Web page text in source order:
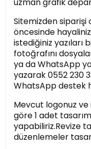
Sitemizden
öncesinde
istediğiniz yazıları
fotoğrafını
ya da WhatsApp
yazarak 0552 230
WhatsApp destek
Mevcut logonuz
göre 1 adet
yapabiliriz.Revize
düzenlemeler